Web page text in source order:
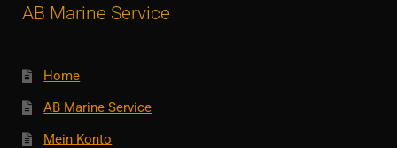
AB Marine Service
Home
AB Marine Service
Mein Konto